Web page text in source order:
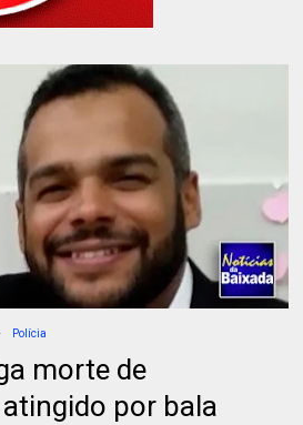
Polícia
morte de
por bala